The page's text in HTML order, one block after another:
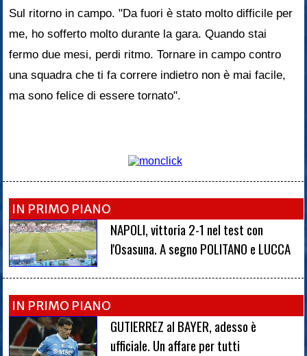
Sul ritorno in campo. "Da fuori è stato molto difficile per
me, ho sofferto molto durante la gara. Quando stai
fermo due mesi, perdi ritmo. Tornare in campo contro
una squadra che ti fa correre indietro non è mai facile,
ma sono felice di essere tornato".
IN PRIMO PIANO
NAPOLI, vittoria 2-1 nel test con
l'Osasuna. A segno POLITANO e LUCCA
IN PRIMO PIANO
GUTIERREZ al BAYER, adesso è
ufficiale. Un affare per tutti